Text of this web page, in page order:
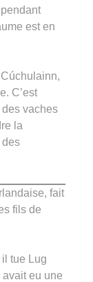
est en
C’est
des vaches
la
des
fait
fils de
tue Lug
avait eu une